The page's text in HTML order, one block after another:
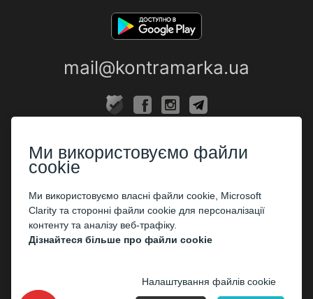
mail@kontramarka.ua
Каси
ПАРТНЕРАМ
Організаторам
Корпоративним клієнтам
Ми використовуємо файли
cookie
Ми використовуємо власні файли cookie, Microsoft
Clarity та сторонні файли cookie для персоналізації
контенту та аналізу веб-трафіку.
Дізнайтеся більше про файли cookie
Налаштування файлів cookie